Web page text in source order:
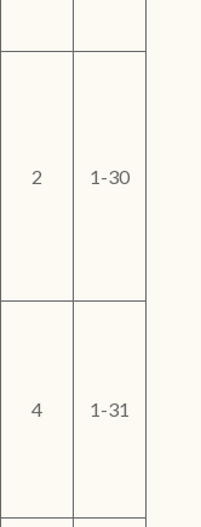
2 1-30
4 1-31